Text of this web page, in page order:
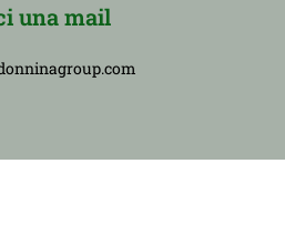
una mail